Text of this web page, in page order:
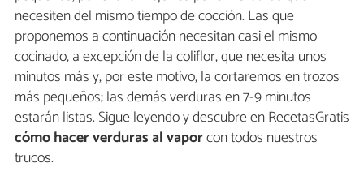
necesiten del mismo tiempo de cocción. Las que
proponemos a continuación necesitan casi el mismo
cocinado, a excepción de la coliflor, que necesita unos
minutos más y, por este motivo, la cortaremos en trozos
más pequeños; las demás verduras en 7-9 minutos
estarán listas. Sigue leyendo y descubre en RecetasGratis
cómo hacer verduras al vaporcon todos nuestros
trucos.